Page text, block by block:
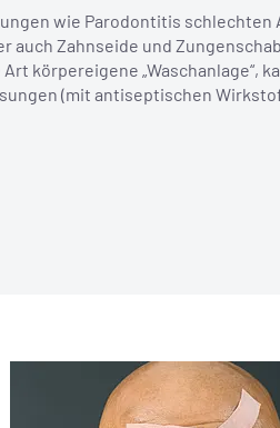
wie Parodontitis schlechten
auch Zahnseide und
körpereigene „Waschanlage“,
(mit antiseptischen